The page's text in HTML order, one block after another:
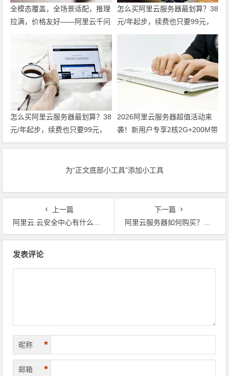
全模态覆盖，全场景适配，推理
拉满，价格友好——阿里云千问
大模型，企业AI落地，选它就对
了。领代金券
怎么买阿里云服务器最划算？38
元/年起步，续费也只要99元，
这份省钱攻略请收好 领代金券
怎么买阿里云服务器最划算？38
元/年起步，续费也只要99元，
这份省钱攻略请收好
2026阿里云服务器超值活动来
袭！新用户专享2核2G+200M带
宽配置，低至38元/年！领代金
为“正文底部小工具”添加小工具
上一篇
阿里云.云安全中心有什么用？应用场景及收费标准是怎样的？代金券
下一篇
阿里云服务器如何购买？三种购买阿里云服务器方式教程分享 领代金券
发表评论
昵称 *
邮箱 *